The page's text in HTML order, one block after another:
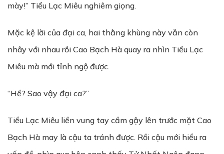
mày!” Tiểu Lạc Miêu nghiêm giọng.
Mặc kệ lời của đại ca, hai thằng khùng này vẫn còn
nhây với nhau rồi Cao Bạch Hà quay ra nhìn Tiểu Lạc
Miêu mà mới tỉnh ngộ được.
“Hể? Sao vậy đại ca?”
Tiểu Lạc Miêu liền vung tay cầm gậy lên trước mặt Cao
Bạch Hà may là cậu ta tránh được. Rồi cậu mới hiểu ra